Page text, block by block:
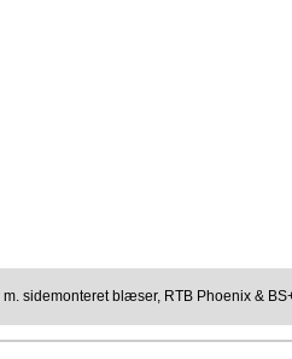
sidemonteret blæser, RTB Phoenix &